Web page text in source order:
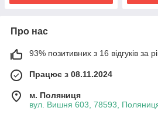
Про нас
93% позитивних з 16 відгуків за
Працює з 08.11.2024
м. Поляниця
вул. Вишня 603, 78593,